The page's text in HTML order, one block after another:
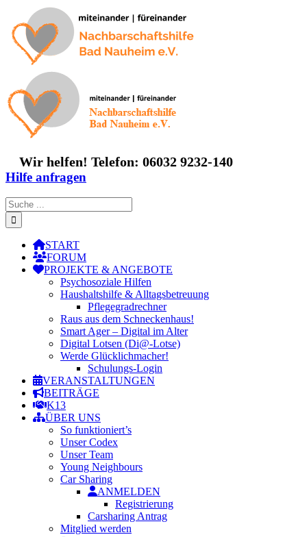
Inhalt
springen
Wir helfen! Telefon: 06032 9232-140
Hilfe anfragen
Suche
nach:
START
FORUM
PROJEKTE & ANGEBOTE
Psychosoziale Hilfen
Haushaltshilfe & Alltagsbetreuung
Pflegegradrechner
Raus aus dem Schneckenhaus!
Smart Ager – Digital im Alter
Digital Lotsen (Di@-Lotse)
Werde Glücklichmacher!
Schulungs-Login
VERANSTALTUNGEN
BEITRÄGE
K13
ÜBER UNS
So funktioniert’s
Unser Codex
Unser Team
Young Neighbours
Car Sharing
ANMELDEN
Registrierung
Carsharing Antrag
Mitglied werden